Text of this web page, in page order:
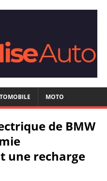
MOTO
de BMW
une recharge